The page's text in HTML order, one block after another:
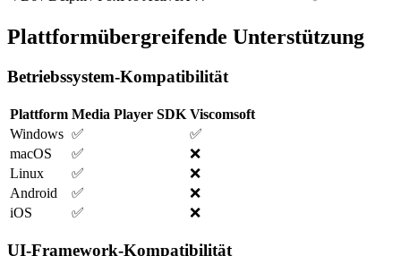
Plattformübergreifende Unterstützung
Betriebssystem-Kompatibilität
Plattform Media Player SDK Viscomsoft
Windows ✅
✅
macOS
✅
❌
Linux
✅
❌
Android
✅
❌
iOS
✅ ❌
UI-Framework-Kompatibilität